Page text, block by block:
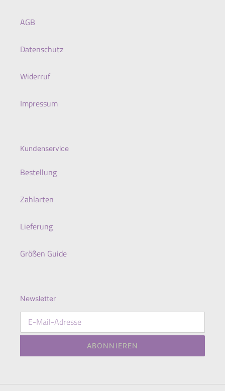
AGB
Datenschutz
Widerruf
Impressum
Kundenservice
Bestellung
Zahlarten
Lieferung
Größen Guide
Newsletter
ABONNIEREN